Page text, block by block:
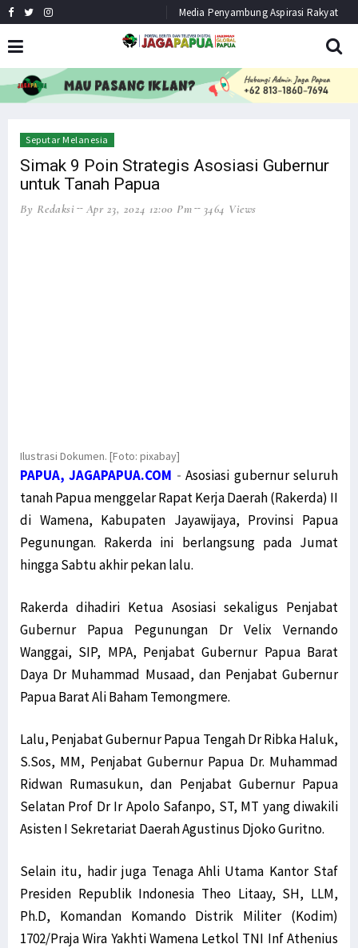
Media Penyambung Aspirasi Rakyat
HEADLINENEWS
Seputar Melanesia
Simak 9 Poin Strategis Asosiasi Gubernur
untuk Tanah Papua
By Redaksi Apr 23, 2024 12:00 Pm 3464 Views
Ilustrasi Dokumen. [Foto: pixabay]
PAPUA, JAGAPAPUA.COM -Asosiasi gubernur seluruh
tanah Papua menggelar Rapat Kerja Daerah (Rakerda) II
di Wamena, Kabupaten Jayawijaya, Provinsi Papua
Pegunungan. Rakerda ini berlangsung pada Jumat
hingga Sabtu akhir pekan lalu.
Rakerda dihadiri Ketua Asosiasi sekaligus Penjabat
Gubernur Papua Pegunungan Dr Velix Vernando
Wanggai, SIP, MPA, Penjabat Gubernur Papua Barat
Daya Dr Muhammad Musaad, dan Penjabat Gubernur
Papua Barat Ali Baham Temongmere.
Lalu, Penjabat Gubernur Papua Tengah Dr Ribka Haluk,
S.Sos, MM, Penjabat Gubernur Papua Dr. Muhammad
Ridwan Rumasukun, dan Penjabat Gubernur Papua
Selatan Prof Dr Ir Apolo Safanpo, ST, MT yang diwakili
Asisten I Sekretariat Daerah Agustinus Djoko Guritno.
Selain itu, hadir juga Tenaga Ahli Utama Kantor Staf
Presiden Republik Indonesia Theo Litaay, SH, LLM,
Ph.D, Komandan Komando Distrik Militer (Kodim)
1702/Praja Wira Yakhti Wamena Letkol TNI Inf Athenius